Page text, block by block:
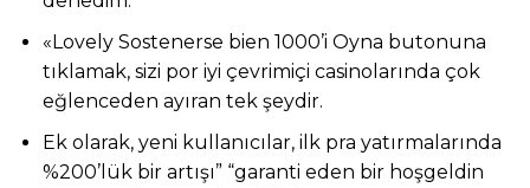
«Lovely Sostenerse bien 1000’i Oyna butonuna
tıklamak, sizi por iyi çevrimiçi casinolarında çok
eğlenceden ayıran tek şeydir.
Ek olarak, yeni kullanıcılar, ilk pra yatırmalarında
%200’lük bir artışı” “garanti eden bir hoşgeldin